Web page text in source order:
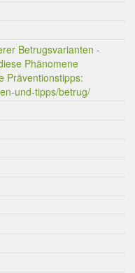
Betrugsvarianten -
Phänomene
Präventionstipps:
und-tipps/betrug/